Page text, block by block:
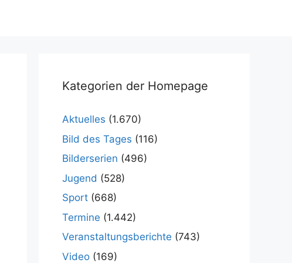
Kategorien der Homepage
Aktuelles (1.670)
Bild des Tages (116)
Bilderserien (496)
Jugend (528)
Sport (668)
Termine (1.442)
Veranstaltungsberichte (743)
Video (169)